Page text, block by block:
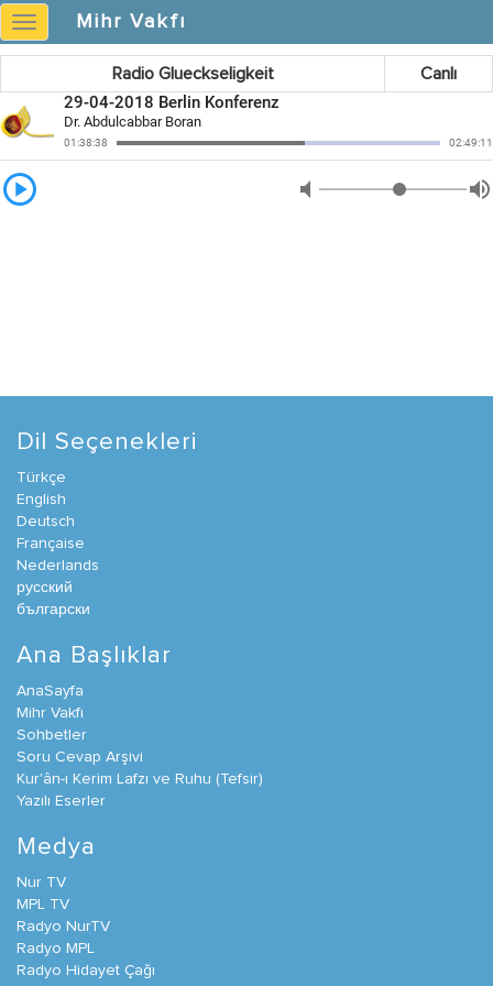
Mihr
Vakfı
Mihr Vakfı
Radio Glueckseligkeit Canlı
Dil Seçenekleri
Türkçe
English
Deutsch
Française
Nederlands
русский
български
Ana Başlıklar
AnaSayfa
Mihr Vakfı
Sohbetler
Soru Cevap Arşivi
Kur'ân-ı Kerim Lafzı ve Ruhu (Tefsir)
Yazılı Eserler
Medya
Nur TV
MPL TV
Radyo NurTV
Radyo MPL
Radyo Hidayet Çağı